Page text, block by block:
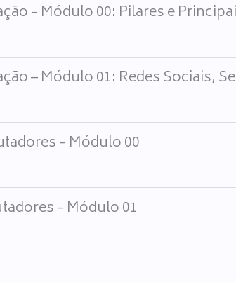
- Módulo 00: Pilares e
– Módulo 01: Redes Sociais,
- Módulo 00
- Módulo 01